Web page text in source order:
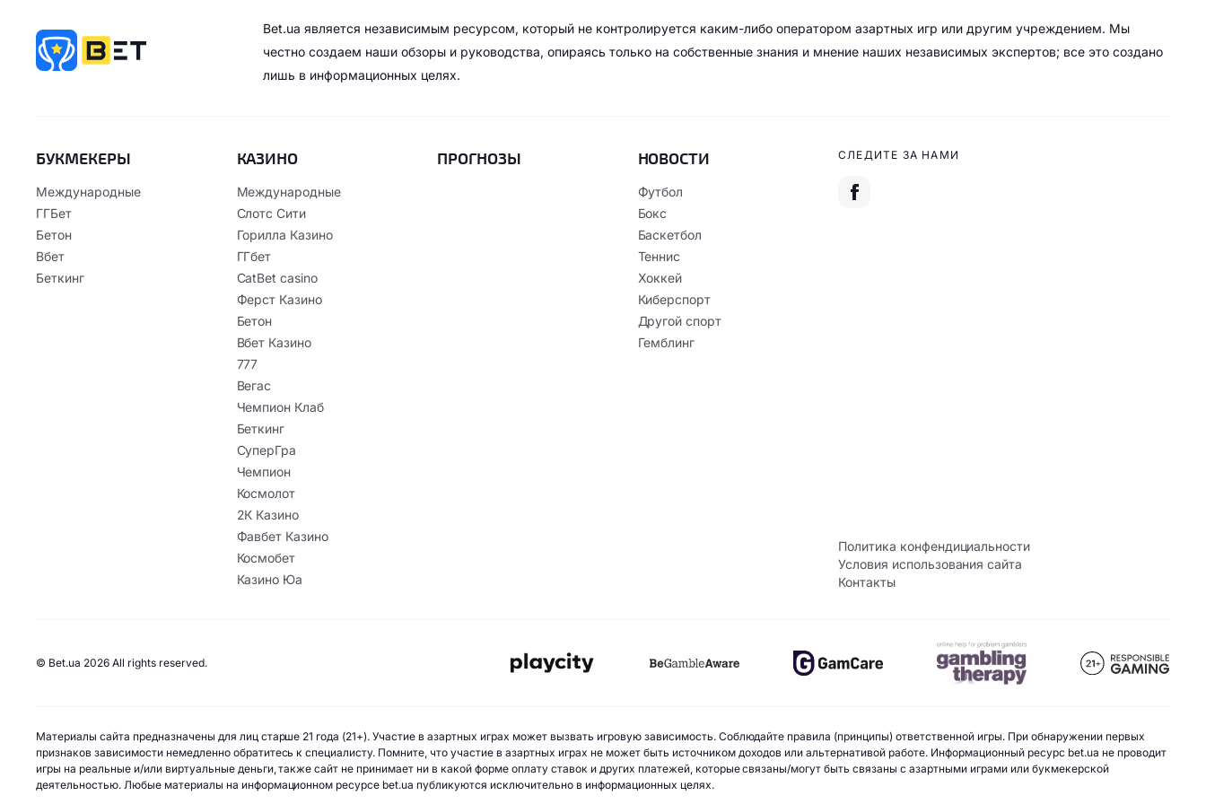
Bet.ua является независимым ресурсом, который не контролируется каким-либо оператором азартных игр или другим учреждением. Мы
честно создаем наши обзоры и руководства, опираясь только на собственные знания и мнение наших независимых экспертов; все это создано
лишь в информационных целях.
БУКМЕКЕРЫ
Международные
ГГБет
Бетон
Вбет
Беткинг
КАЗИНО
Международные
Слотс Сити
Горилла Казино
ГГбет
CatBet casino
Ферст Казино
Бетон
Вбет Казино
777
Вегас
Чемпион Клаб
Беткинг
СуперГра
Чемпион
Космолот
2К Казино
Фавбет Казино
Космобет
Казино Юа
ПРОГНОЗЫ НОВОСТИ
Футбол
Бокс
Баскетбол
Теннис
Хоккей
Киберспорт
Другой спорт
Гемблинг
СЛЕДИТЕ ЗА НАМИ
Политика конфендициальности
Условия использования сайта
Контакты
© Bet.ua 2026 All rights reserved.
Материалы сайта предназначены для лиц старше 21 года (21+). Участие в азартных играх может вызвать игровую зависимость. Соблюдайте правила (принципы) ответственной игры. При обнаружении первых
признаков зависимости немедленно обратитесь к специалисту. Помните, что участие в азартных играх не может быть источником доходов или альтернативой работе. Информационный ресурс bet.ua не проводит
игры на реальные и/или виртуальные деньги, также сайт не принимает ни в какой форме оплату ставок и других платежей, которые связаны/могут быть связаны с азартными играми или букмекерской
деятельностью. Любые материалы на информационном ресурсе bet.ua публикуются исключительно в информационных целях.